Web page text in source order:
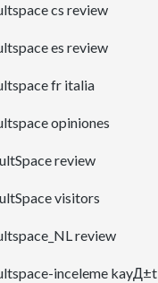
cs review
es review
fr italia
opiniones
review
visitors
review
inceleme kayД±t